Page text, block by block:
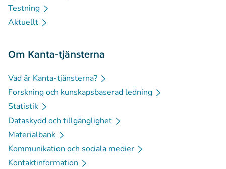
Testning
Aktuellt
Om Kanta-tjänsterna
Vad är Kanta-tjänsterna?
Forskning och kunskapsbaserad ledning
Statistik
Dataskydd och tillgänglighet
Materialbank
Kommunikation och sociala medier
Kontaktinformation